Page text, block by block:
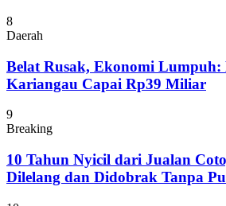
8
Daerah
Belat Rusak, Ekonomi Lumpuh:
Kariangau Capai Rp39 Miliar
9
Breaking
10 Tahun Nyicil dari Jualan
Dilelang dan Didobrak Tanpa